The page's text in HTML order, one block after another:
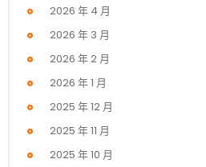
2026 年 4 月
2026 年 3 月
2026 年 2 月
2026 年 1 月
2025 年 12 月
2025 年 11 月
2025 年 10 月